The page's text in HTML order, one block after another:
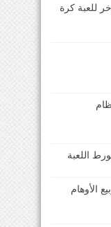
للعبة كرة
اللعبة
الأوهام